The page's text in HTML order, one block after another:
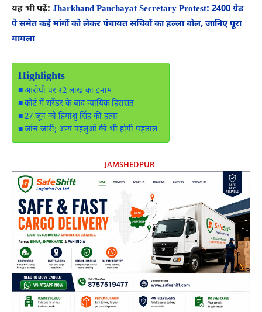
यह भी पढ़ें: Jharkhand Panchayat Secretary Protest: 2400 ग्रेड
पे समेत कई मांगों को लेकर पंचायत सचिवों का हल्ला बोल, जानिए पूरा
मामला
Highlights
आरोपी पर ₹2 लाख का इनाम
कोर्ट में सरेंडर के बाद न्यायिक हिरासत
27 जून को हिमांशु सिंह की हत्या
जांच जारी; अन्य पहलुओं की भी होगी पड़ताल
JAMSHEDPUR